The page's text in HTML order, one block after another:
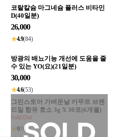
코랄칼슘 마그네슘 플러스 비타민
D(40일분)
26,000
★4.9(84)
방광의 배뇨기능 개선에 도움을 줄
수 있는 YO(요)(21일분)
30,000
★4.6(53)
그린스토어 가벼운날 카무트 브랜
드밀 함유 효소 3g X 30포(6개월)
Sold Out
★0(0)